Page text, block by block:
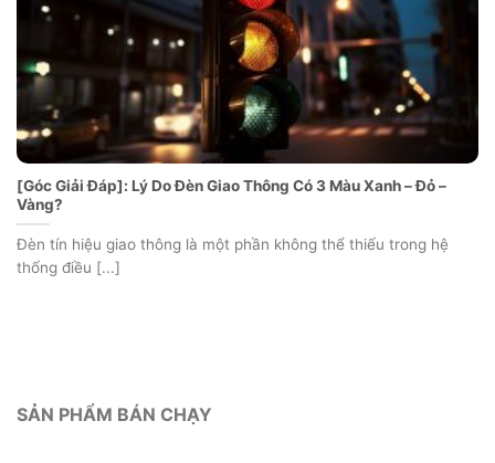
[Góc Giải Đáp]: Lý Do Đèn Giao Thông Có 3 Màu Xanh – Đỏ –
Vàng?
Đèn tín hiệu giao thông là một phần không thể thiếu trong hệ
thống điều [...]
SẢN PHẨM BÁN CHẠY